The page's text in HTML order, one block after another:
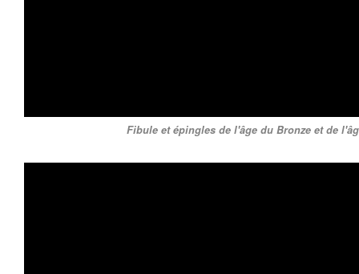
Fibule et épingles de l'âge du Bronze et de